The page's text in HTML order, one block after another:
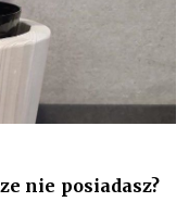
nie posiadasz?